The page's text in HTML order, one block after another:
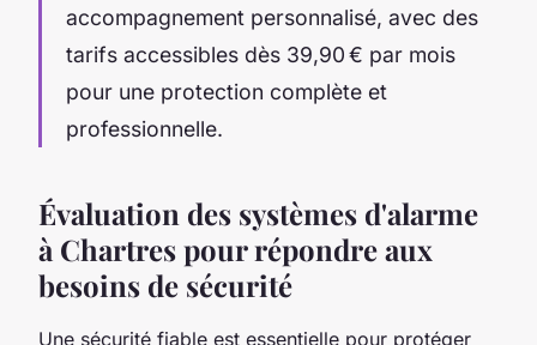
accompagnement personnalisé, avec des
tarifs accessibles dès 39,90 € par mois
pour une protection complète et
professionnelle.
Évaluation des systèmes d'alarme
à Chartres pour répondre aux
besoins de sécurité
Une sécurité fiable est essentielle pour protéger